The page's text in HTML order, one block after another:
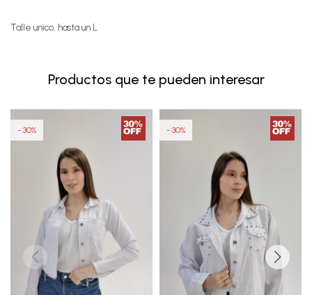
Talle unico, hasta un L
Productos que te pueden interesar
30 30